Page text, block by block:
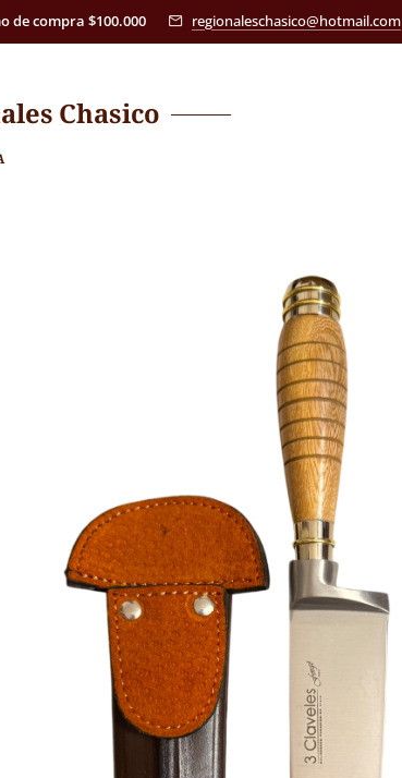
de compra $100.000 regionaleschasico@hotmail.com
Chasico